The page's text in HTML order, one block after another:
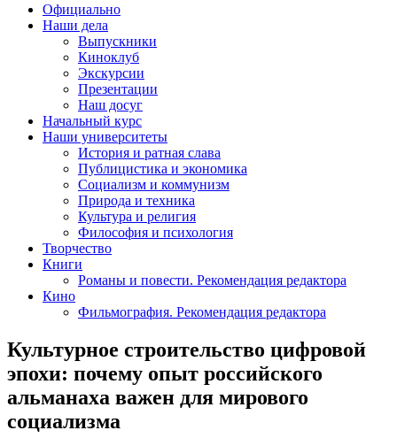
Официально
Наши дела
Выпускники
Киноклуб
Экскурсии
Презентации
Наш досуг
Начальный курс
Наши университеты
История и ратная слава
Публицистика и экономика
Социализм и коммунизм
Природа и техника
Культура и религия
Философия и психология
Творчество
Книги
Романы и повести. Рекомендация редактора
Кино
Фильмография. Рекомендация редактора
Культурное строительство цифровой
эпохи: почему опыт российского
альманаха важен для мирового
социализма